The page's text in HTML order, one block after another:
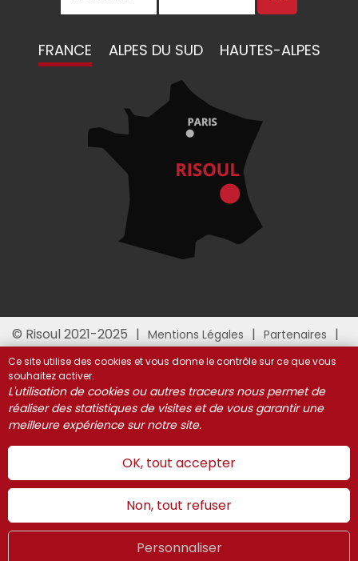
LIVE
FRANCE ALPES DU SUD HAUTES-ALPES
© Risoul 2021-2025 Mentions Légales
Partenaires
Ce site utilise des cookies et vous donne le contrôle sur ce que vous
souhaitez activer.
L'utilisation de cookies ou autres traceurs nous permet de
réaliser des statistiques de visites et de vous garantir une
meilleure expérience sur notre site.
OK, tout accepter
Non, tout refuser
Personnaliser